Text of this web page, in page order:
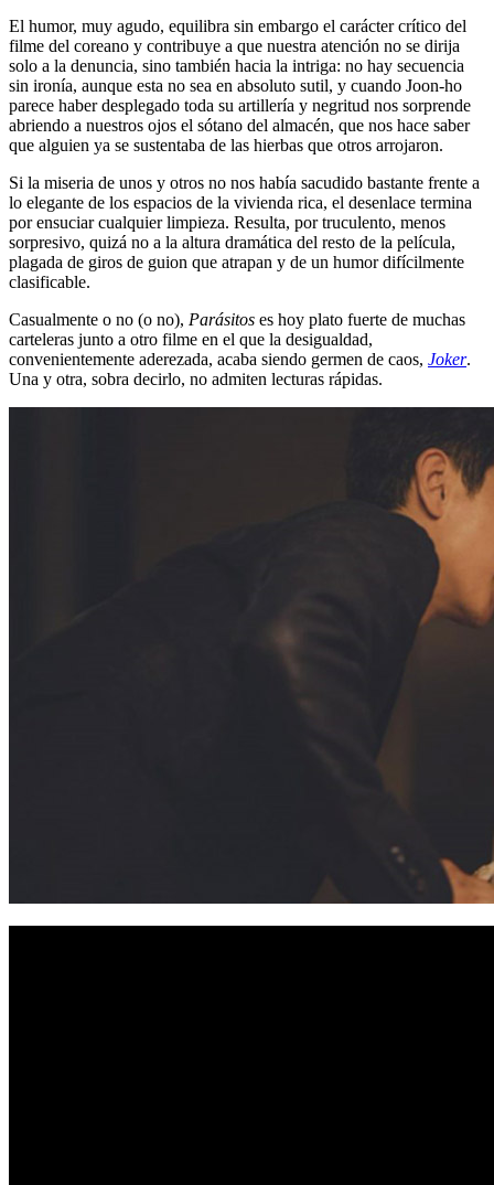
El humor, muy agudo, equilibra sin embargo el carácter crítico del
filme del coreano y contribuye a que nuestra atención no se dirija
solo a la denuncia, sino también hacia la intriga: no hay secuencia
sin ironía, aunque esta no sea en absoluto sutil, y cuando Joon-ho
parece haber desplegado toda su artillería y negritud nos sorprende
abriendo a nuestros ojos el sótano del almacén, que nos hace saber
que alguien ya se sustentaba de las hierbas que otros arrojaron.
Si la miseria de unos y otros no nos había sacudido bastante frente a
lo elegante de los espacios de la vivienda rica, el desenlace termina
por ensuciar cualquier limpieza. Resulta, por truculento, menos
sorpresivo, quizá no a la altura dramática del resto de la película,
plagada de giros de guion que atrapan y de un humor difícilmente
clasificable.
Casualmente o no (o no), Parásitos es hoy plato fuerte de muchas
carteleras junto a otro filme en el que la desigualdad,
convenientemente aderezada, acaba siendo germen de caos, Joker.
Una y otra, sobra decirlo, no admiten lecturas rápidas.